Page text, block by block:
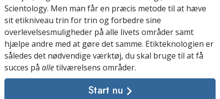
Scientology. Men man får en præcis metode til at hæve
sit etikniveau trin for trin og forbedre sine
overlevelsesmuligheder på alle livets områder samt
hjælpe andre med at gøre det samme. Etikteknologien er
således det nødvendige værktøj, du skal bruge til at få
succes på alletilværelsens områder.
Start nu